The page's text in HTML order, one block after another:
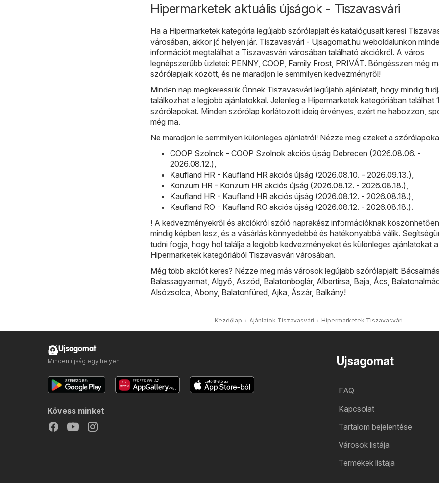
Hipermarketek aktuális újságok - Tiszavasvári
Ha a Hipermarketek kategória legújabb szórólapjait és katalógusait keresi
városában, akkor jó helyen jár. Tiszavasvári - Ujsagomat.hu weboldalunkon
információt megtalálhat a Tiszavasvári városában található akciókról. A város
legnépszerűbb üzletei: PENNY, COOP Family Frost PRIVÁT. Böngésszen még
szórólapjaik között, és ne maradjon le semmilyen kedvezményről!
Minden nap megkeressük Önnek Tiszavasvári legújabb ajánlatait, hogy mindig
találkozhat a legjobb ajánlatokkal. Jelenleg a Hipermarketek kategóriában találhat
szórólapokat. Minden szórólap korlátozott ideig érvényes, ezért ne habozzon,
még ma.
Ne maradjon le semmilyen különleges ajánlatról! Nézze meg ezeket a
COOP Szolnok - COOP Szolnok akciós újság Debrecen (2026.08.06. -
2026.08.12.)
Kaufland HR - Kaufland HR akciós újság (2026.08.10. - 2026.09.13.)
Konzum HR - Konzum HR akciós újság (2026.08.12. - 2026.08.18.)
Kaufland HR - Kaufland HR akciós újság (2026.08.12. - 2026.08.18.)
Kaufland RO - Kaufland RO akciós újság (2026.08.12. - 2026.08.18.).
! A kedvezményekről és akciókról szóló naprakész információknak
mindig képben lesz, és a vásárlás könnyedebbé és hatékonyabbá válik.
tudni fogja, hogy hol találja a legjobb kedvezményeket és különleges ajánlatokat a
Hipermarketek kategóriából Tiszavasvári városában.
Még több akciót keres? Nézze meg más városok legújabb szórólapjait: Bácsalmás
Balassagyarmat Algyő Aszód Balatonboglár, Albertirsa Baja Ács
Alsózsolca Abony, Balatonfüred Ajka Ászár, Balkány!
Kezdőlap Ajánlatok Tiszavasvári Hipermarketek Tiszavasvári
Ujsagomat
FAQ
Kapcsolat
Tartalom bejelentése
Városok listája
Termékek listája
Ujsagomat
Minden újság egy helyen
Kövess minket